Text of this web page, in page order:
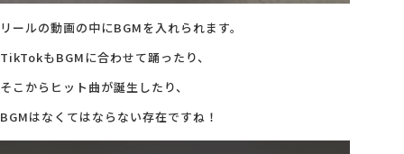
リールの動画の中にBGMを入れられます。
TikTokもBGMに合わせて踊ったり、
そこからヒット曲が誕生したり、
BGMはなくてはならない存在ですね！